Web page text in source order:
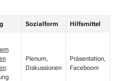
Sozialform Hilfsmittel
:
Plenum,
Diskussionen
Präsentation,
Faceboom